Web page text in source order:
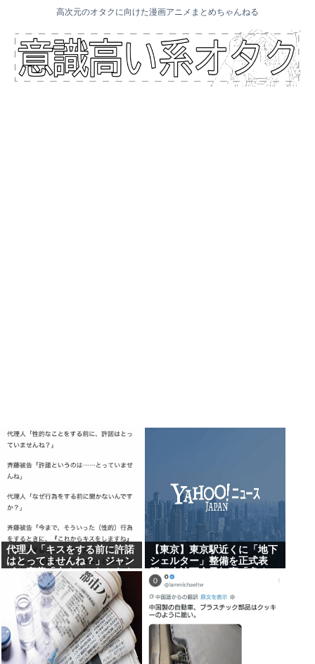
高次元のオタクに向けた漫画アニメまとめちゃんねる
代理人「キスをする前に許諾
はとってませんね？」ジャン
ポケ斎藤「今までこれからキ
スしますなんて宣言すること
なかったので」
【東京】東京駅近くに「地下
シェルター」整備を正式表
明…小池百合子知事「多くの
方が滞在、施設整備の効果高
い」